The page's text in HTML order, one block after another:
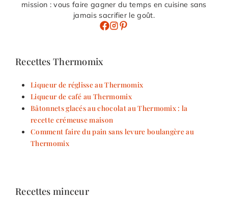
mission : vous faire gagner du temps en cuisine sans
jamais sacrifier le goût.
Recettes Thermomix
Liqueur de réglisse au Thermomix
Liqueur de café au Thermomix
Bâtonnets glacés au chocolat au Thermomix : la
recette crémeuse maison
Comment faire du pain sans levure boulangère au
Thermomix
Recettes minceur